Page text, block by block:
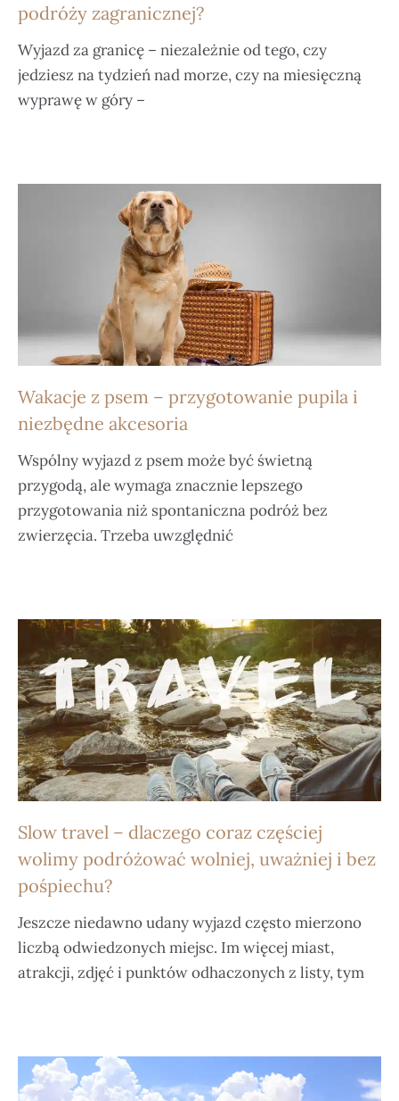
podróży zagranicznej?
Wyjazd za granicę – niezależnie od tego, czy
jedziesz na tydzień nad morze, czy na miesięczną
wyprawę w góry –
Wakacje z psem – przygotowanie pupila i
niezbędne akcesoria
Wspólny wyjazd z psem może być świetną
przygodą, ale wymaga znacznie lepszego
przygotowania niż spontaniczna podróż bez
zwierzęcia. Trzeba uwzględnić
Slow travel – dlaczego coraz częściej
wolimy podróżować wolniej, uważniej i bez
pośpiechu?
Jeszcze niedawno udany wyjazd często mierzono
liczbą odwiedzonych miejsc. Im więcej miast,
atrakcji, zdjęć i punktów odhaczonych z listy, tym